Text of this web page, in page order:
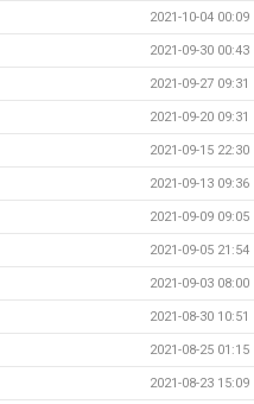
2021-10-04 00:09
2021-09-30 00:43
2021-09-27 09:31
2021-09-20 09:31
2021-09-15 22:30
2021-09-13 09:36
2021-09-09 09:05
2021-09-05 21:54
2021-09-03 08:00
2021-08-30 10:51
2021-08-25 01:15
2021-08-23 15:09